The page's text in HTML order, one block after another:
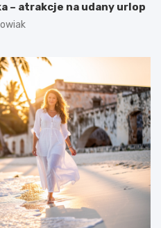
– atrakcje na udany urlop